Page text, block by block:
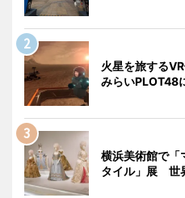
火星を旅する
みらいPLOT48
横浜美術館で「
タイル」展 世